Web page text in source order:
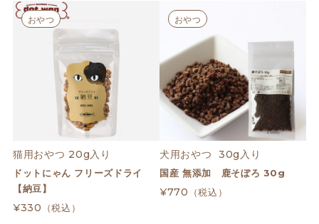
おやつ
猫用おやつ 20g入り
ドットにゃん フリーズドライ
【納豆】
¥330 （税込）
おやつ
犬用おやつ  30g入り
国産 無添加 鹿そぼろ 30g
¥770 （税込）